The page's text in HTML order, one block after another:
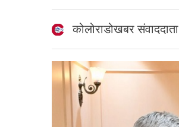
कोलोराडोखबर संवाददाता